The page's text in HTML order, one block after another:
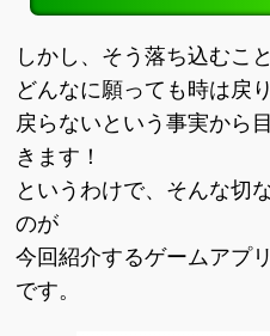
しかし、そう落ち込むこ
どんなに願っても時は戻
戻らないという事実から
きます！
というわけで、そんな切
のが
今回紹介するゲームアプリ
です。